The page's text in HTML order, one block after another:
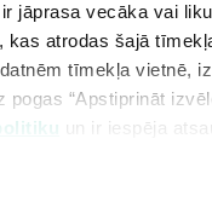
jāprasa vecāka vai
atrodas šajā
tīmekļa vietnē,
“Apstiprināt
un ir iespēja